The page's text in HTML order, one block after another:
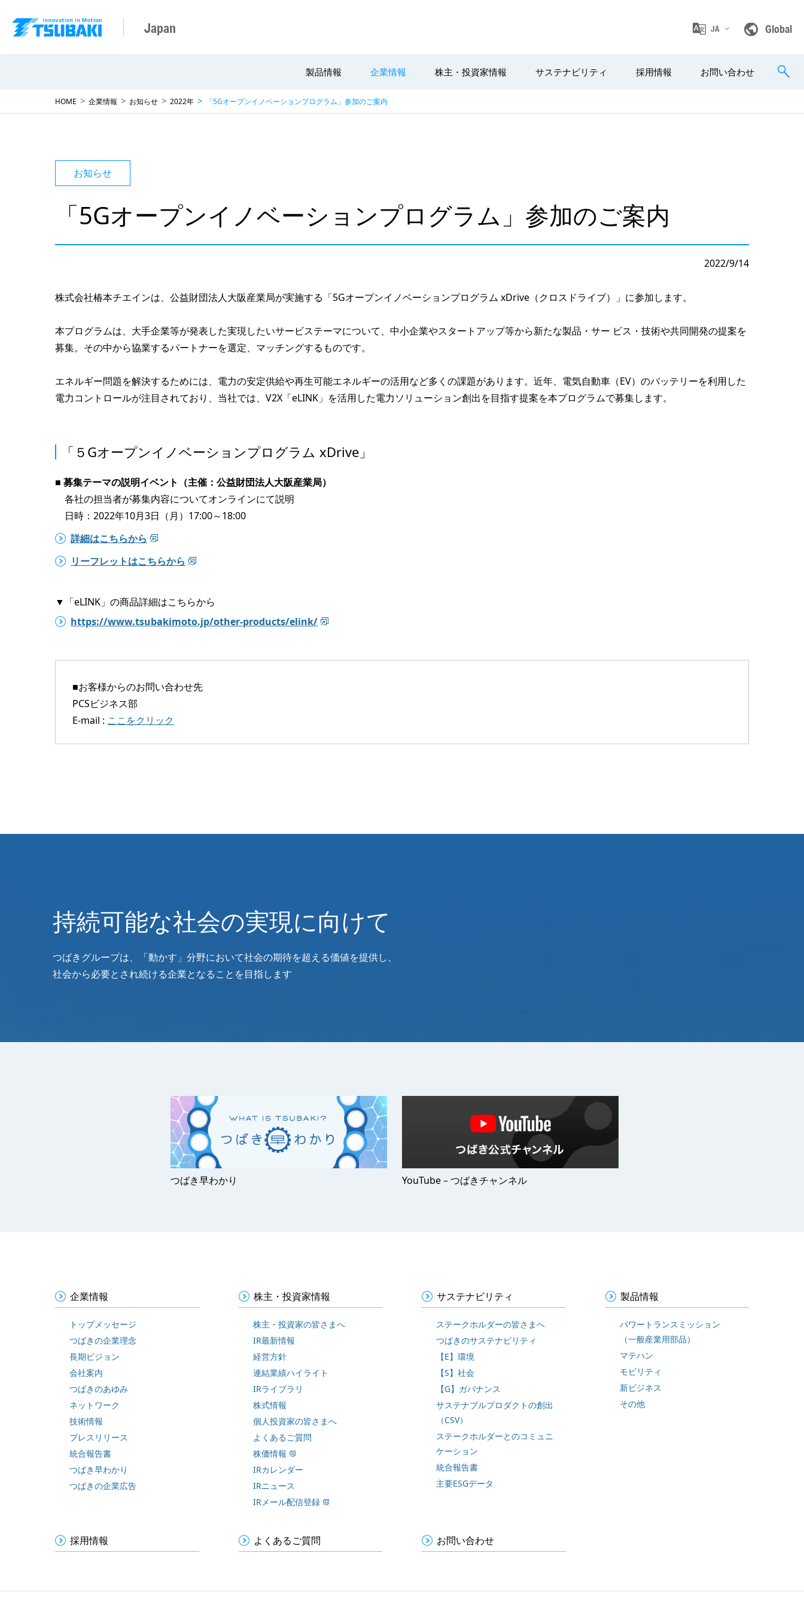
Japan JA Global
製品情報 企業情報 株主・投資家情報 サステナビリティ 採用情報 お問い合わせ
HOME 企業情報 お知らせ 2022年 「5Gオープンイノベーションプログラム」参加のご案内
お知らせ
「5Gオープンイノベーションプログラム」参加のご案内
2022/9/14
株式会社椿本チエインは、公益財団法人大阪産業局が実施する「5Gオープンイノベーションプログラム xDrive（クロスドライブ）」に参加します。
本プログラムは、大手企業等が発表した実現したいサービステーマについて、中小企業やスタートアップ等から新たな製品・サー ビス・技術や共同開発の提案を
募集。その中から協業するパートナーを選定、マッチングするものです。
エネルギー問題を解決するためには、電力の安定供給や再生可能エネルギーの活用など多くの課題があります。近年、電気自動車（EV）のバッテリーを利用した
電力コントロールが注目されており、当社では、V2X「eLINK」を活用した電力ソリューション創出を目指す提案を本プログラムで募集します。
「５Gオープンイノベーションプログラム xDrive」
■ 募集テーマの説明イベント（主催：公益財団法人大阪産業局）
各社の担当者が募集内容についてオンラインにて説明
日時：2022年10月3日（月）17:00～18:00
詳細はこちらから
リーフレットはこちらから
▼「eLINK」の商品詳細はこちらから
https://www.tsubakimoto.jp/other-products/elink/
■お客様からのお問い合わせ先
PCSビジネス部
E-mail : ここをクリック
持続可能な社会の実現に向けて
つばきグループは、「動かす」分野において社会の期待を超える価値を提供し、
社会から必要とされ続ける企業となることを目指します
つばき早わかり YouTube－つばきチャンネル
企業情報
トップメッセージ
つばきの企業理念
長期ビジョン
会社案内
つばきのあゆみ
ネットワーク
技術情報
プレスリリース
統合報告書
つばき早わかり
つばきの企業広告
株主・投資家情報
株主・投資家の皆さまへ
IR最新情報
経営方針
連結業績ハイライト
IRライブラリ
株式情報
個人投資家の皆さまへ
よくあるご質問
株価情報
IRカレンダー
IRニュース
IRメール配信登録
サステナビリティ
ステークホルダーの皆さまへ
つばきのサステナビリティ
【E】環境
【S】社会
【G】ガバナンス
サステナブルプロダクトの創出
（CSV）
ステークホルダーとのコミュニ
ケーション
統合報告書
主要ESGデータ
製品情報
パワートランスミッション
（一般産業用部品）
マテハン
モビリティ
新ビジネス
その他
採用情報 よくあるご質問 お問い合わせ